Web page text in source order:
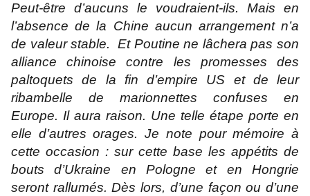
Peut-être d’aucuns le voudraient-ils. Mais en
l’absence de la Chine aucun arrangement n’a
de valeur stable. Et Poutine ne lâchera pas son
alliance chinoise contre les promesses des
paltoquets de la fin d’empire US et de leur
ribambelle de marionnettes confuses en
Europe. Il aura raison. Une telle étape porte en
elle d’autres orages. Je note pour mémoire à
cette occasion : sur cette base les appétits de
bouts d’Ukraine en Pologne et en Hongrie
seront rallumés. Dès lors, d’une façon ou d’une